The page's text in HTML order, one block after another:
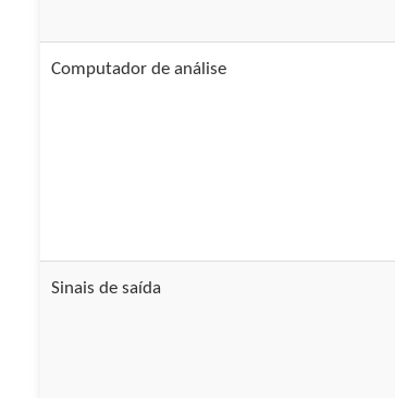
Computador de análise
Sinais de saída